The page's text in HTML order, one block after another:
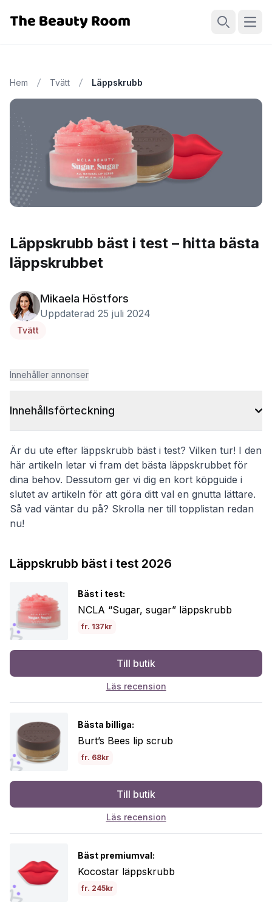
Hem Tvätt Läppskrubb
Läppskrubb bäst i test – hitta bästa
läppskrubbet
Mikaela Höstfors
Uppdaterad 25 juli 2024
Tvätt
Innehåller annonser
Innehållsförteckning
Är du ute efter läppskrubb bäst i test? Vilken tur! I den
här artikeln letar vi fram det bästa läppskrubbet för
dina behov. Dessutom ger vi dig en kort köpguide i
slutet av artikeln för att göra ditt val en gnutta lättare.
Så vad väntar du på? Skrolla ner till topplistan redan
nu!
Läppskrubb bäst i test 2026
Bäst i test:
NCLA “Sugar, sugar” läppskrubb
fr. 137kr
Till butik
Läs recension
Bästa billiga:
Burt’s Bees lip scrub
fr. 68kr
Till butik
Läs recension
Bäst premiumval:
Kocostar läppskrubb
fr. 245kr